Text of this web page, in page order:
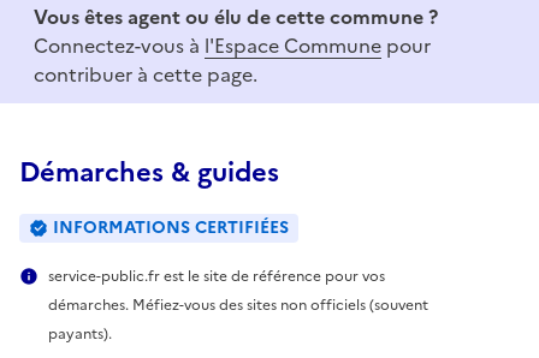
Vous êtes agent ou élu de cette commune ?
Connectez-vous à l'Espace Commune pour
contribuer à cette page.
Démarches & guides
INFORMATIONS CERTIFIÉES
service-public.fr est le site de référence pour vos
démarches. Méfiez-vous des sites non officiels (souvent
payants).